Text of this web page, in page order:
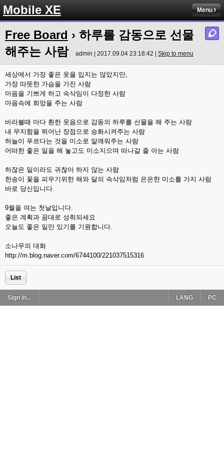
Mobile XE Menu
Free Board › 하루를 감동으로 선물
해주는 사람
admin | 2017.09.04 23:18:42 | Skip to menu
세상에서 가장 좋은 옷을 입지는 않았지만,
가장 따뜻한 가슴을 가진 사람
마음을 기쁘게 하고 속삭임이 다정한 사람
마음속에 희망을 주는 사람
바라볼때 마다 환한 웃음으로 감동의 하루를 선물을 해 주는 사람
내 무지함을 뛰어난 장점으로 승화시켜주는 사람
하늘이 푸르다는 것을 미소로 알깨워주는 사람
어떠한 좋은 일을 해 놓고도 미소지으며 떠나갈 줄 아는 사람
하잖은 일이라도 귀찮아 하지 않는 사람
한송이 꽃을 피우기위한 해와 달의 속삭임처럼 은은한 미소를 가지 사람
바로 당신입니다.
9월을 여는 첫날입니다.
좋은 계획과 꿈대로 성취되세요
오늘도 좋은 일만 있기를 기원합니다.
소나무의 대화
http://m.blog.naver.com/6744100/221037515316
List
Sign In... PC
LANG